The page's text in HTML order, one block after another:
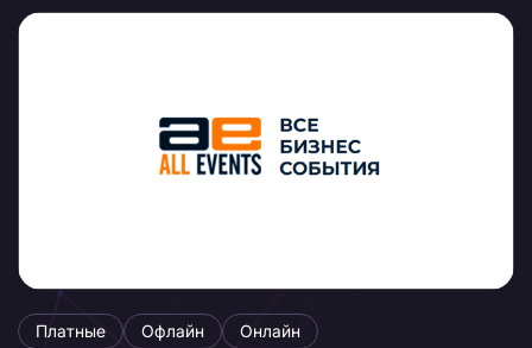
Платные Офлайн Онлайн